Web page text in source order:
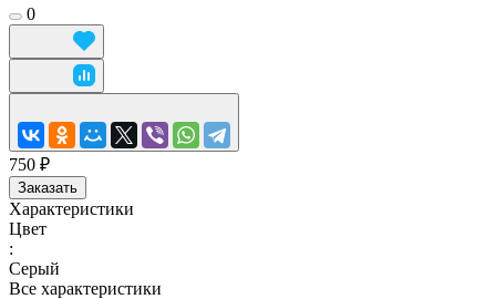
0
750 ₽
Заказать
Характеристики
Цвет
:
Серый
Все характеристики